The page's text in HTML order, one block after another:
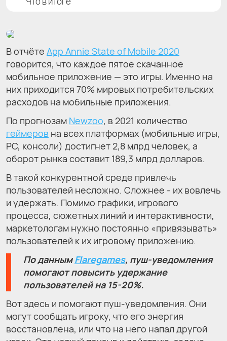
В отчёте App Annie State of Mobile 2020
говорится, что каждое пятое скачанное
мобильное приложение — это игры. Именно на
них приходится 70% мировых потребительских
расходов на мобильные приложения.
По прогнозам Newzoo, в 2021 количество
геймеров на всех платформах (мобильные игры,
PC, консоли) достигнет 2,8 млрд человек, а
оборот рынка составит 189,3 млрд долларов.
В такой конкурентной среде привлечь
пользователей несложно. Сложнее - их вовлечь
и удержать. Помимо графики, игрового
процесса, сюжетных линий и интерактивности,
маркетологам нужно постоянно «привязывать»
пользователей к их игровому приложению.
По даннымFlaregames, пуш-уведомления
помогают повысить удержание
пользователей на 15-20%.
Вот здесь и помогают пуш-уведомления. Они
могут сообщать игроку, что его энергия
восстановлена, или что на него напал другой